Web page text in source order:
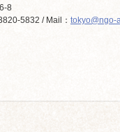
8
5832 / Mail： tokyo@ngo-